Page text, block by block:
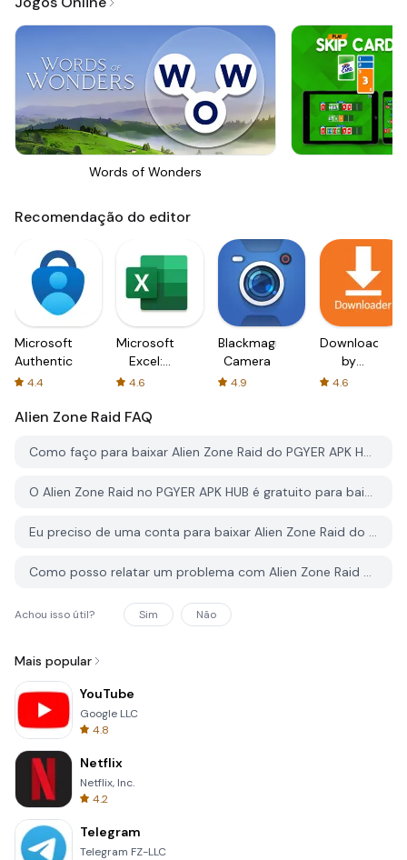
Words of Wonders
Recomendação do editor
Microsoft
Authenticator
4.4
Microsoft
Excel:
Spreadsheets
4.6
Blackmagic
Camera
4.9
Downloader
by
AFTVnews
4.6
Alien Zone Raid FAQ
Como faço para baixar Alien Zone Raid do PGYER APK HUB?
O Alien Zone Raid no PGYER APK HUB é gratuito para baixar?
Eu preciso de uma conta para baixar Alien Zone Raid do PGYER APK HUB?
Como posso relatar um problema com Alien Zone Raid no PGYER APK HUB?
Achou isso útil? Sim Não
Mais popular
YouTube
Google LLC
4.8
Netflix
Netflix, Inc.
4.2
Telegram
Telegram FZ-LLC